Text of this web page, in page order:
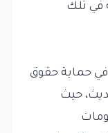
في تلك
حماية حقوق
حيث